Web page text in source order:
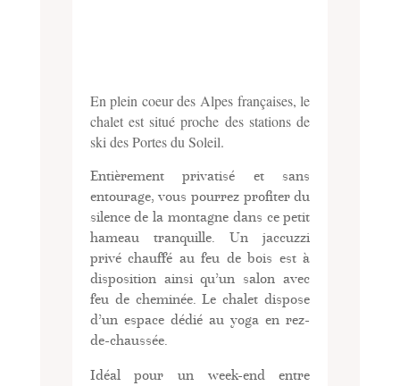
En plein coeur des Alpes françaises, le
chalet est situé proche des stations de
ski des Portes du Soleil.
Entièrement privatisé et sans
entourage, vous pourrez profiter du
silence de la montagne dans ce petit
hameau tranquille. Un jaccuzzi
privé chauffé au feu de bois est à
disposition ainsi qu’un salon avec
feu de cheminée. Le chalet dispose
d’un espace dédié au yoga en rez-
de-chaussée.
Idéal pour un week-end entre